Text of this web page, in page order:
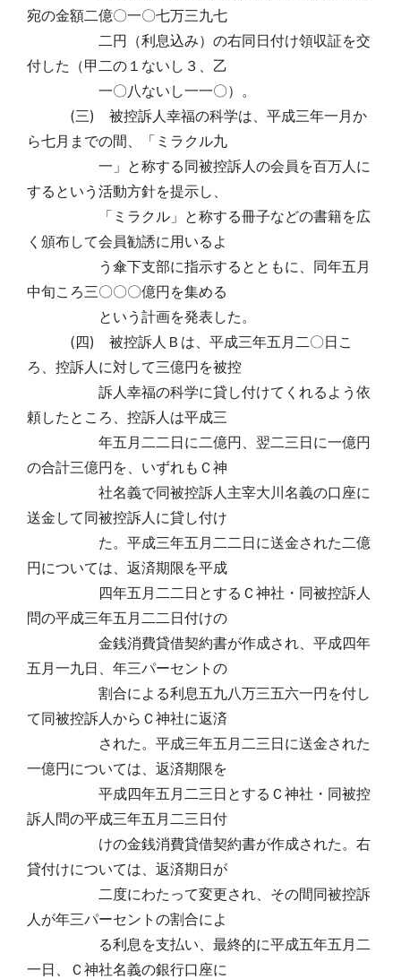
宛の金額二億〇一〇七万三九七
二円（利息込み）の右同日付け領収証を交
付した（甲二の１ないし３、乙
一〇八ないし一一〇）。
(三) 被控訴人幸福の科学は、平成三年一月か
ら七月までの間、「ミラクル九
一」と称する同被控訴人の会員を百万人に
するという活動方針を提示し、
「ミラクル」と称する冊子などの書籍を広
く頒布して会員勧誘に用いるよ
う傘下支部に指示するとともに、同年五月
中旬ころ三〇〇〇億円を集める
という計画を発表した。
(四) 被控訴人Ｂは、平成三年五月二〇日こ
ろ、控訴人に対して三億円を被控
訴人幸福の科学に貸し付けてくれるよう依
頼したところ、控訴人は平成三
年五月二二日に二億円、翌二三日に一億円
の合計三億円を、いずれもＣ神
社名義で同被控訴人主宰大川名義の口座に
送金して同被控訴人に貸し付け
た。平成三年五月二二日に送金された二億
円については、返済期限を平成
四年五月二二日とするＣ神社・同被控訴人
問の平成三年五月二二日付けの
金銭消費貸借契約書が作成され、平成四年
五月一九日、年三パーセントの
割合による利息五九八万三五六一円を付し
て同被控訴人からＣ神社に返済
された。平成三年五月二三日に送金された
一億円については、返済期限を
平成四年五月二三日とするＣ神社・同被控
訴人問の平成三年五月二三日付
けの金銭消費貸借契約書が作成された。右
貸付けについては、返済期日が
二度にわたって変更され、その間同被控訴
人が年三パーセントの割合によ
る利息を支払い、最終的に平成五年五月二
一日、Ｃ神社名義の銀行口座に